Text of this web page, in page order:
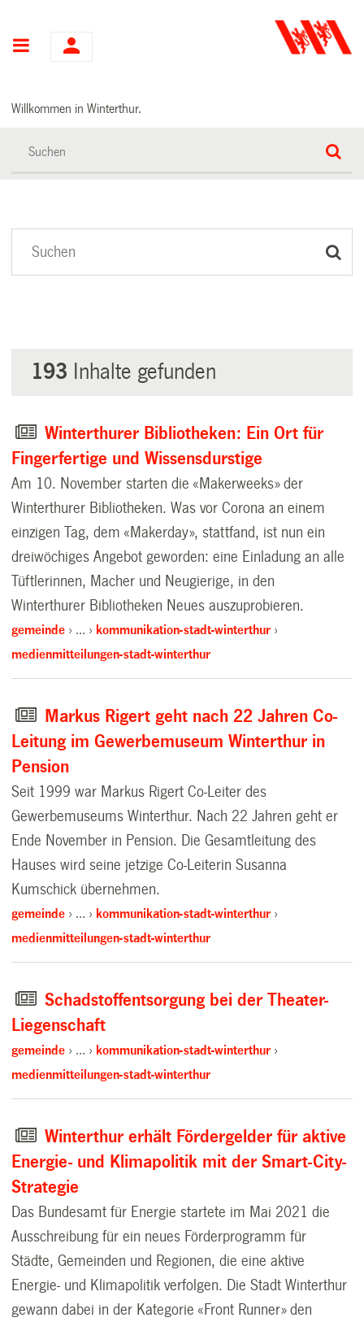
Hauptnavigation
Willkommen in Winterthur.
193 Inhalte gefunden
Winterthurer Bibliotheken: Ein Ort für
Fingerfertige und Wissensdurstige
Am 10. November starten die «Makerweeks» der
Winterthurer Bibliotheken. Was vor Corona an einem
einzigen Tag, dem «Makerday», stattfand, ist nun ein
dreiwöchiges Angebot geworden: eine Einladung an alle
Tüftlerinnen, Macher und Neugierige, in den
Winterthurer Bibliotheken Neues auszuprobieren.
gemeinde …
kommunikation-stadt-winterthur
medienmitteilungen-stadt-winterthur
Markus Rigert geht nach 22 Jahren Co-
Leitung im Gewerbemuseum Winterthur in
Pension
Seit 1999 war Markus Rigert Co-Leiter des
Gewerbemuseums Winterthur. Nach 22 Jahren geht er
Ende November in Pension. Die Gesamtleitung des
Hauses wird seine jetzige Co-Leiterin Susanna
Kumschick übernehmen.
gemeinde …
kommunikation-stadt-winterthur
medienmitteilungen-stadt-winterthur
Schadstoffentsorgung bei der Theater-
Liegenschaft
gemeinde …
kommunikation-stadt-winterthur
medienmitteilungen-stadt-winterthur
Winterthur erhält Fördergelder für aktive
Energie- und Klimapolitik mit der Smart-City-
Strategie
Das Bundesamt für Energie startete im Mai 2021 die
Ausschreibung für ein neues Förderprogramm für
Städte, Gemeinden und Regionen, die eine aktive
Energie- und Klimapolitik verfolgen. Die Stadt Winterthur
gewann dabei in der Kategorie «Front Runner» den